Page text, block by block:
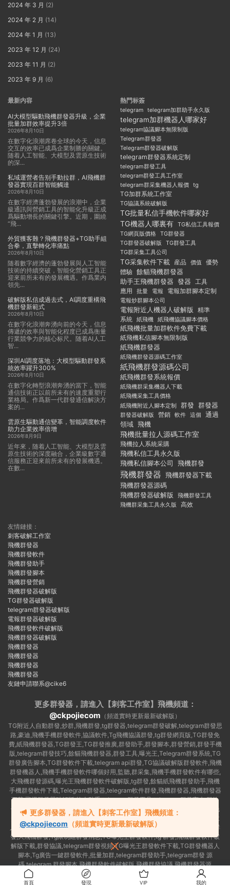
2024 年 3 月 (2)
2024 年 2 月 (14)
2024 年 1 月 (13)
2023 年 12 月 (24)
2023 年 11 月 (2)
2023 年 9 月 (6)
最新内容
AI大模型驅動飛機群發器升級，企業
批量加群效率提升3倍
2026年8月10日
在數字化浪潮席卷全球的今天，信息
交互的效率已成爲企業制勝的關鍵。
随着人工智能、大模型及雲原生技術
的深...
私域運營者告别手動拉群，AI飛機群
發器實現百群智能觸達
2026年8月10日
在數字經濟蓬勃發展的浪潮中，企業
級通訊與營銷工具的智能化升級正成
爲驅動增長的關鍵引擎。近期，圍繞
“飛...
外貿獲客難？飛機群發器+TG助手組
合拳，直擊轉化率痛點
2026年8月10日
随着數字經濟的蓬勃發展與人工智能
技術的持續突破，智能化營銷工具正
迎來前所未有的發展機遇。作爲業内
領先...
破解版私信成過去式，AI調度重構飛
機群發新範式
2026年8月10日
在數字化浪潮奔湧向前的今天，信息
傳遞的效率與智能化程度已成爲衡量
行業競争力的核心标尺。随着AI人工
智...
深圳AI調度落地：大模型驅動群發系
統效率躍升300%
2026年8月10日
在數字化轉型浪潮奔湧的當下，智能
通信技術正以前所未有的速度重塑行
業格局。作爲新一代群發通信解決方
案的...
雲原生驅動通信變革，智能調度軟件
助力企業效率倍增
2026年8月9日
近年來，随着人工智能、大模型及雲
原生技術的深度融合，企業級數字通
信服務正迎來前所未有的發展機遇。
在數...
熱門标簽
telegram telegram加群助手永久版
telegram加群機器人哪家好
telegram協議腳本無限制版
Telegram群發器
Telegram群發器破解版
telegram群發器系統定制
telegram群發工具
telegram群發工具工作室
telegram群采集機器人報價 tg
TG加群系統工作室
TG協議系統破解版
TG批量私信手機軟件哪家好
TG機器人哪裏有 TG私信工具報價
TG網頁版價格
TG群發器
TG群發器破解版
TG群發工具
TG群采集工具公司
TG采集軟件下載 産品 價值 優勢
體驗 餘貓飛機群發器
助手王飛機群發器 發器 工具
應用
批量 電報 電報加群腳本定制
電報炒群腳本公司
電報附近人機器人破解版 精準
系統 紙飛機 紙飛機協議腳本價格
紙飛機批量加群軟件免費下載
紙飛機私信腳本無限制版
紙飛機群發器
紙飛機群發器源碼工作室
紙飛機群發源碼公司
紙飛機群發系統報價
紙飛機群采集機器人下載
紙飛機采集工具價格
紙飛機附近人腳本定制
群發 群發器
群發器破解版 營銷 軟件 這個
通過
領域 飛機
飛機批量拉人源碼工作室
飛機拉人系統采購
飛機私信工具永久版
飛機私信腳本公司
飛機群發
飛機群發器 飛機群發器下載
飛機群發器源碼
飛機群發器破解版
飛機群發工具
飛機群采集工具永久版
高效
友情鏈接：
刺客破解工作室
飛機群發器
飛機群發軟件
飛機群發助手
飛機群發腳本
飛機群發營銷
飛機群發器破解版
TG群發器破解版
telegram群發器破解版
電報群發器破解版
飛機群發軟件破解版
飛機群發器破解版
飛機群發器
飛機群發器
飛機群發器
飛機群發器
友鏈申請聯系@cike6
更多群發器，請進入【刺客工作室】 飛機頻道：
@ckpojiecom （頻道實時更新最新破解版）
TG附近人自動群發,炒群,飛機群發,tg群發器,telegram群發破解,telegram群發思
路,豪迪,飛機手機群發軟件,協議軟件,Tg飛機協議群發,tg群發網頁版,TG群發免
費,紙飛機群發器,TG群發王,TG群發推廣,群發助手,群發腳本,群發營銷,群發手機
版,telegram群發技巧,餘貓飛機群發器,群發工具,曝光王,Telegram群發系統,TG
群發廣告腳本,TG群發軟件下載,telegram api群發,TG協議破解版群發軟件,飛機
群發機器人,飛機手機群發軟件哪個好用,監聽,群采集,飛機手機群發軟件有哪些,
大飛機群發源碼,曝光王飛機群發軟件破解版,tg群發,餘貓紙飛機群發助手,飛機
手機群發軟件下載,Telegram群發器,telegram軟件群發,飛機群發器,飛機群發器
下載,飛機群發器破解版,拉人助手,telegram群發工具,telegram 群發言,加群軟
件,Telegram怎麽群發,協議号注冊機,TG機器人群發消息,群發軟件,tg群發器免
費版,私信軟件,tg群發廣告,telegram群發規則,telegram群發,telegram 群發,拉
人軟件,telegram批量群發,群發器破解版,曝光王飛機群發軟件,telegram自動群
發,大飛機群發,Tg限制組群發消息,TG曝光王群發軟件,tg 群發,飛機群發軟件破
解版下載,群發協議,telegram群發視頻,TG曝光王群發軟件下載,TG群發機器人
腳本,Tg廣告一鍵群發軟件,批量加群,telegram群發助手,telegram群發 源
碼,telegram 群發腳本,飛機群發軟件破解版,飛機群發協議,飛機群發器源
碼,telegram 群發工具,如何群發telegram,TG群發器
首頁 發現 VIP 我的
更多群發器，請進入【刺客工作室】飛機頻道：
@ckpojiecom （頻道實時更新最新破解版）